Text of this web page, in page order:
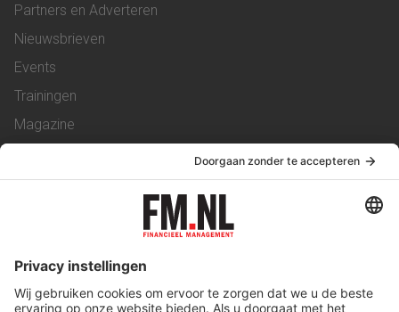
Partners en Adverteren
Nieuwsbrieven
Events
Trainingen
Magazine
Service & Contact
Werken bij ons
Privacy Statement